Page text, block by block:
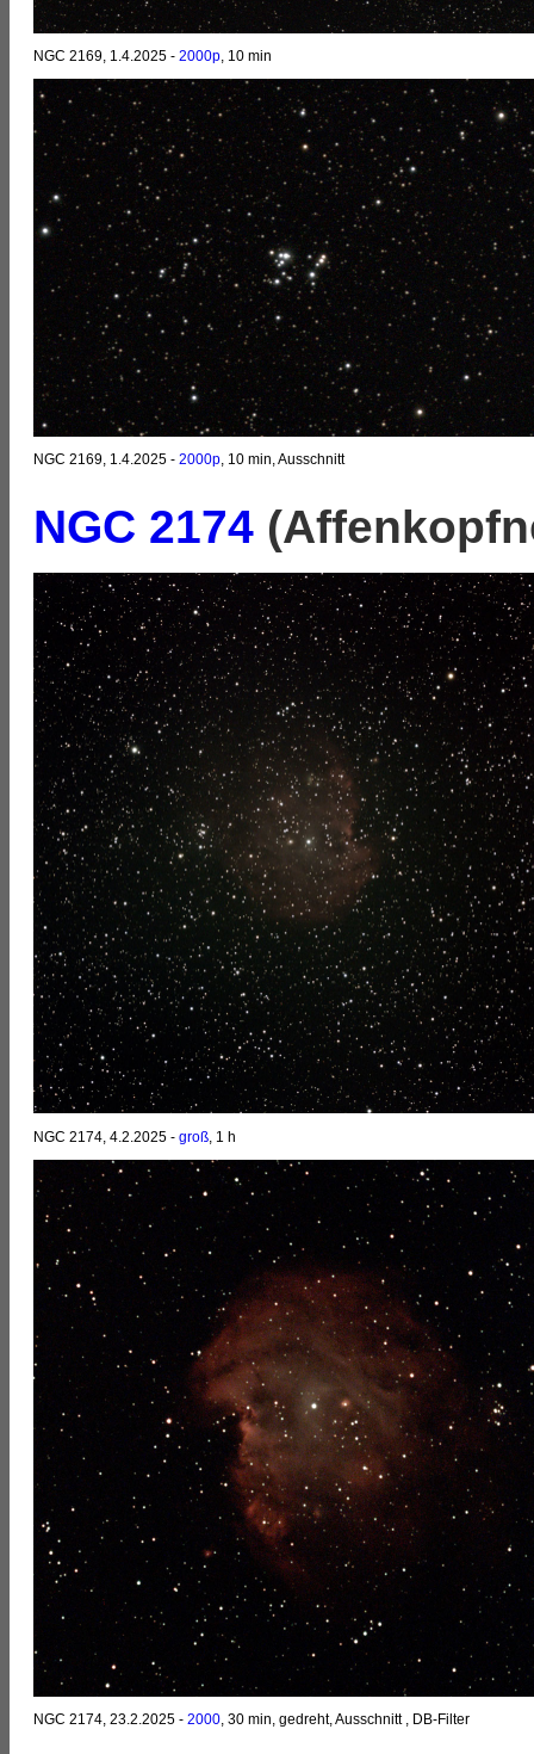
NGC 2169, 1.4.2025 - 2000p , 10 min
NGC 2169, 1.4.2025 - 2000p , 10 min, Ausschnitt
NGC 2174
NGC 2174, 4.2.2025 - groß , 1 h
NGC 2174, 23.2.2025 - 2000 , 30 min, gedreht, Ausschnitt , DB-Filter